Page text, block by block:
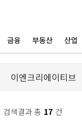
금융 부동산 산업
검색결과 총 17 건